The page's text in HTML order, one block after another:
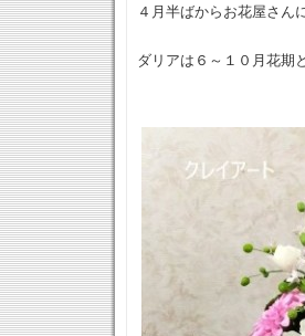
４月半ばからお花屋さ
ダリアは６～１０月花期